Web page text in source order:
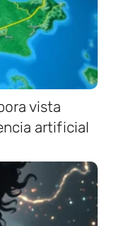
vista
artificial